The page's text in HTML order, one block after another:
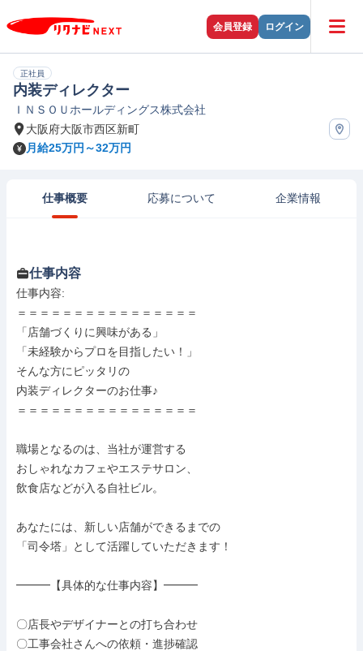
会員登録 ログイン
正社員
内装ディレクター
ＩＮＳＯＵホールディングス株式会社
大阪府大阪市西区新町
月給25万円～32万円
仕事概要 応募について 企業情報
仕事内容
仕事内容:
＝＝＝＝＝＝＝＝＝＝＝＝＝＝＝＝
「店舗づくりに興味がある」
「未経験からプロを目指したい！」
そんな方にピッタリの
内装ディレクターのお仕事♪
＝＝＝＝＝＝＝＝＝＝＝＝＝＝＝＝
職場となるのは、当社が運営する
おしゃれなカフェやエステサロン、
飲食店などが入る自社ビル。
あなたには、新しい店舗ができるまでの
「司令塔」として活躍していただきます！
━━━【具体的な仕事内容】━━━
〇店長やデザイナーとの打ち合わせ
〇工事会社さんへの依頼・進捗確認